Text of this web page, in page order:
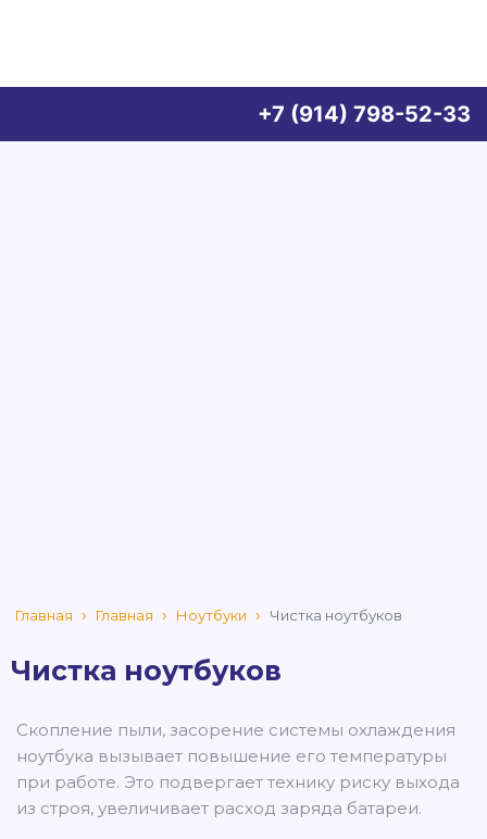
+7 (914) 798-52-33
Главная Главная Ноутбуки Чистка ноутбуков
Чистка ноутбуков
Скопление пыли, засорение системы охлаждения
ноутбука вызывает повышение его температуры
при работе. Это подвергает технику риску выхода
из строя, увеличивает расход заряда батареи.